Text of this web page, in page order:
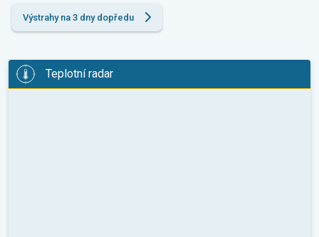
Výstrahy na 3 dny dopředu
Teplotní radar